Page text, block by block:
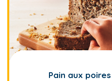
Pain aux